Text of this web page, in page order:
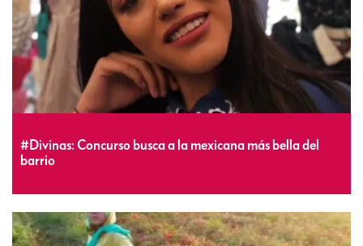
#Divinas: Concurso busca a la mexicana más bella del
barrio